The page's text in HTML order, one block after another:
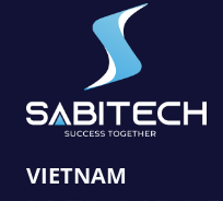
VIETNAM